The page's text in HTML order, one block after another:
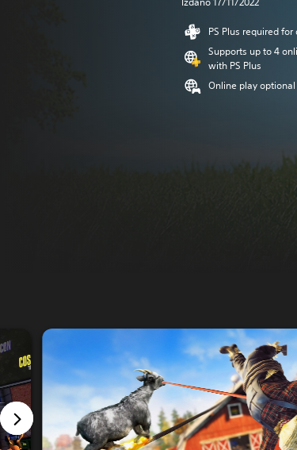
PS Plus required
Supports up to 4
with PS Plus
Online play optional